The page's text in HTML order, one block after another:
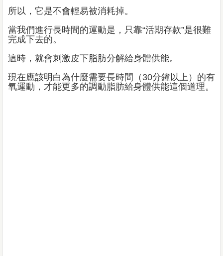
所以，它是不​​會輕易被消耗掉。
當我們進行長時間的運動是，只靠“活期存款”是很難
完成下去的。
這時，就會刺激皮下脂肪分解給身體供能。
現在應該明白為什麼需要長時間（30分鐘以上）的有
氧運動，才能更多的調動脂肪給身體供能這個道理。